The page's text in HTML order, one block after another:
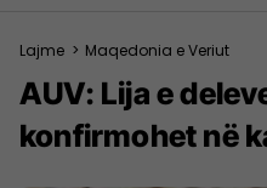
Lajme > Maqedonia e Veriut
AUV: Lija e
konfirmohet në